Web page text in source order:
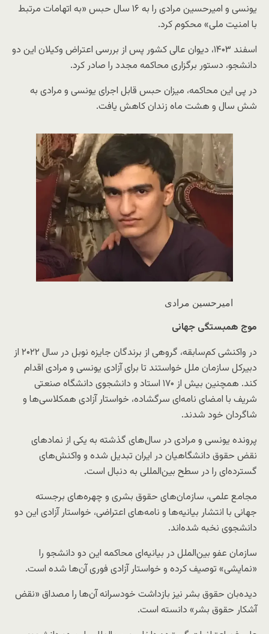
یونسی و امیرحسین مرادی را به ۱۶ سال حبس «به اتهامات مرتبط
با امنیت ملی» محکوم کرد.
اسفند ۱۴۰۳، دیوان عالی کشور پس از بررسی اعتراض وکیلان این دو
دانشجو، دستور برگزاری محاکمه مجدد را صادر کرد.
در پی این محاکمه، میزان حبس قابل اجرای یونسی و مرادی به
شش سال و هشت ماه زندان کاهش یافت.
امیرحسین مرادی
موج همبستگی جهانی
در واکنشی کم‌سابقه، گروهی از برندگان جایزه نوبل در سال ۲۰۲۲ از
دبیرکل سازمان ملل خواستند تا برای آزادی یونسی و مرادی اقدام
کند. همچنین بیش از ۱۷۰ استاد و دانشجوی دانشگاه صنعتی
شریف با امضای نامه‌ای سرگشاده، خواستار آزادی همکلاسی‌ها و
شاگردان خود شدند.
پرونده یونسی و مرادی در سال‌های گذشته به یکی از نمادهای
نقض حقوق دانشگاهیان در ایران تبدیل شده و واکنش‌های
گسترده‌ای را در سطح بین‌المللی به دنبال است.
مجامع علمی، سازمان‌های حقوق بشری و چهره‌های برجسته
جهانی با انتشار بیانیه‌ها و نامه‌های اعتراضی، خواستار آزادی این دو
دانشجوی نخبه شده‌اند.
سازمان عفو بین‌الملل در بیانیه‌ای محاکمه این دو دانشجو را
«نمایشی» توصیف کرده و خواستار آزادی فوری آن‌ها شده است.
دیده‌بان حقوق بشر نیز بازداشت خودسرانه آن‌ها را مصداق «نقض
آشکار حقوق بشر» دانسته است.